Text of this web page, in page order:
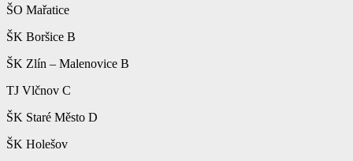
ŠO Mařatice
ŠK Boršice B
ŠK Zlín – Malenovice B
TJ Vlčnov C
ŠK Staré Město D
ŠK Holešov